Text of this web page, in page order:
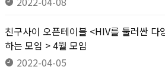
친구사이 오픈테이블 <HIV를 둘러싼
하는 모임 > 4월 모임
2022-04-05